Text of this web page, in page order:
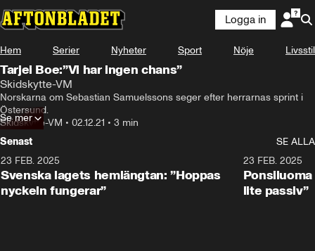
Logga in
Hem Serier Nyheter Sport Nöje Livsstil
Tarjei Boe:”Vi har ingen chans”
Skidskytte-VM
Norskarna om Sebastian Samuelssons seger efter herrarnas sprint i
Östersund.
Skidskytte-VM • 02.12.21 • 3 min
Se mer
Senast
SE ALLA
23 FEB. 2025
Svenska lagets hemlängtan: ”Hoppas
nyckeln fungerar”
23 FEB. 2025
lite passiv”